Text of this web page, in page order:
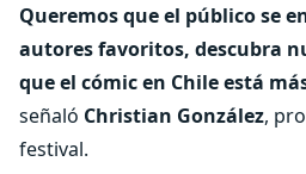
Queremos que el público se
autores favoritos, descubra
que el cómic en Chile está
señaló Christian González,
festival.